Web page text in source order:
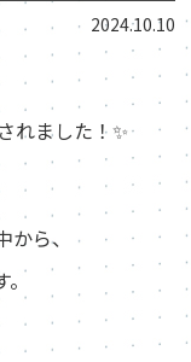
2024.10.10
れました！✨
ら、
。